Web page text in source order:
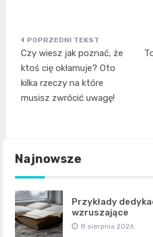
Nawigacja
wpisu
Czy wiesz jak poznać, że
ktoś cię okłamuje? Oto
kilka rzeczy na które
musisz zwrócić uwagę!
Najnowsze
Przykłady
wzruszające
8 sierpnia 2026